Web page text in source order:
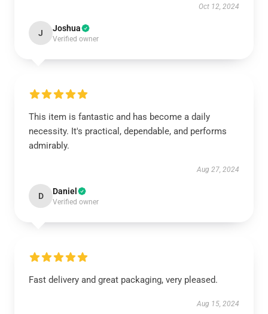
Oct 12, 2024
J Joshua
Verified owner
This item is fantastic and has become a daily
necessity. It's practical, dependable, and performs
admirably.
Aug 27, 2024
D Daniel
Verified owner
Fast delivery and great packaging, very pleased.
Aug 15, 2024